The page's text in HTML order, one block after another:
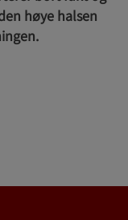
høye halsen